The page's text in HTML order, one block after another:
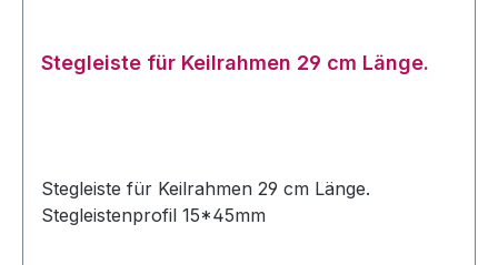
Stegleiste für Keilrahmen 29 cm Länge.
Stegleiste für Keilrahmen 29 cm Länge.
Stegleistenprofil 15*45mm